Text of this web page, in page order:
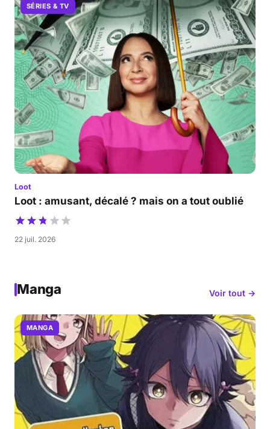
SÉRIES & TV
Loot
Loot : amusant, décalé ? mais on a tout oublié
22 juil. 2026
Manga Voir tout →
MANGA